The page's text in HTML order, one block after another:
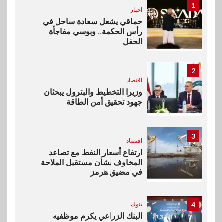
1
اخبار
حماقي يشعل سعادة ساحل في
رأس الحكمة.. وبوسي مفاجأة
الحفل
2
اقتصاد
وزيرا التخطيط والبترول يبحثان
جهود تحقيق أمن الطاقة
3
اقتصاد
ارتفاع أسعار النفط مع تصاعد
المخاوف بشأن مستقبل الملاحة
في مضيق هرمز
4 بنوك
البنك الزراعي يكرم موظفيه